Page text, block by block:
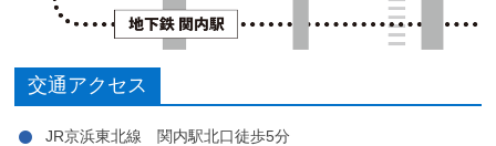
交通アクセス
JR京浜東北線 関内駅北口徒歩5分